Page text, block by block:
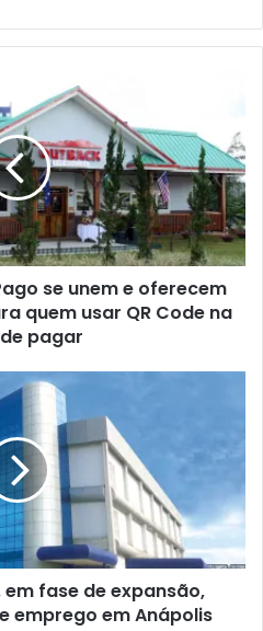
se unem e oferecem
quem usar QR Code na
pagar
fase de expansão,
emprego em Anápolis